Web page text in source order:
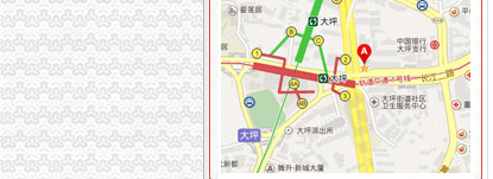
南山代办营业执照
南油代理注册公司南山区南头代办营业
【南山工商注册南山注册公司南山营业执
深圳南山代办营业执照,南山申请进出口经
【深圳南山区招商大厦代办营业执照】
南山区注册营业执照流程哪家代理机构
【南山工商注册南山注册公司南山营业执